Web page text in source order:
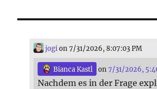
jogion 7/31/2026, 8:07:03 PM
Bianca Kastl on7/31/2026,
Nachdem es in der Frage